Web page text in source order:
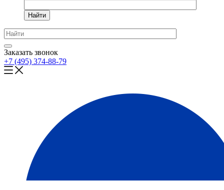
Найти
Заказать звонок
+7 (495) 374-88-79